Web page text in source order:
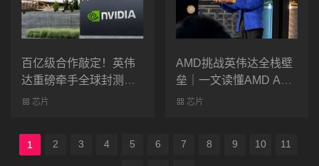
百亿级合作敲定！英伟
达重磅牵手全球封测巨
头 芯片
AMD挑战英伟达全栈壁
垒｜一文读懂AMD AAI
芯片
1 2 3 4 5 6 7 8 9 10 11